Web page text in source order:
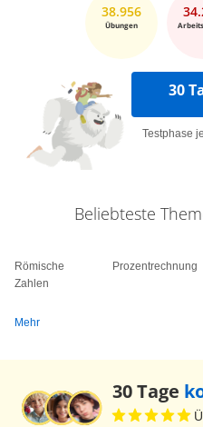
38.956
Übungen
30
Testphase
Beliebteste
Römische
Zahlen
Prozentrechnung
Mehr
30 Tage